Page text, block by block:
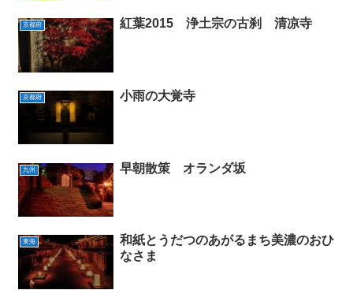
京都府 紅葉2015 浄土宗の古刹 清凉寺
京都府 小雨の大覚寺
九州 早朝散策 オランダ坂
東海
和紙とうだつのあがるまち美濃のおひ
なさま